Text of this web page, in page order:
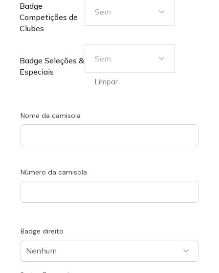
Badge
Competições de
Clubes
Sem
Badge Seleções &
Especiais
Sem
Limpar
Nome da camisola
Número da camisola
Badge direito